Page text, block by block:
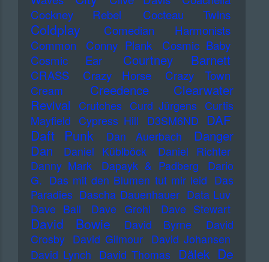
Cockney Rebel
Cocteau Twins
Coldplay
Comedian Harmonists
Common
Conny Plank
Cosmic Baby
Cosmic Ear
Courtney Barnett
CRASS Crazy Horse Crazy Town
Cream
Creedence Clearwater
Revival
Crutches Curd Jürgens Curtis
Mayfield Cypress Hill D3SM6ND DAF
Daft Punk Dan Auerbach
Danger
Dan
Daniel Küblböck
Daniel Richter
Danny Mark
Dapayk & Padberg
Dario
G. Das mit den Blumen tut mir leid Das
Paradies Dascha Dauenhauer Data Luv
Dave Ball
Dave Grohl Dave Stewart
David Bowie David Byrne
David
Crosby David Gilmour David Johansen
David Lynch David Thomas Dälek De